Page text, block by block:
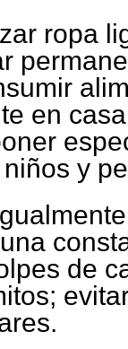
ropa
en
y
de